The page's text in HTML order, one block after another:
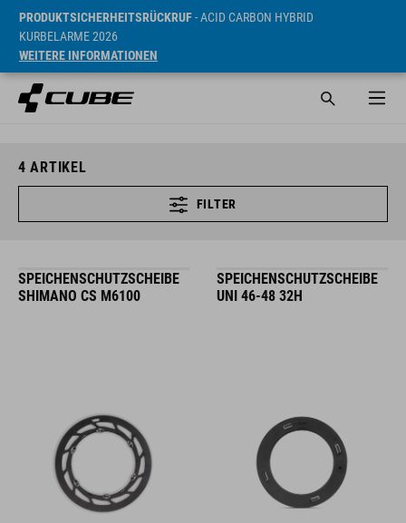
PRODUKTSICHERHEITSRÜCKRUF- ACID CARBON HYBRID
KURBELARME 2026
WEITERE INFORMATIONEN
4 ARTIKEL
FILTER
SPEICHENSCHUTZSCHEIBE
SHIMANO CS M6100
SPEICHENSCHUTZSCHEIBE
UNI 46-48 32H